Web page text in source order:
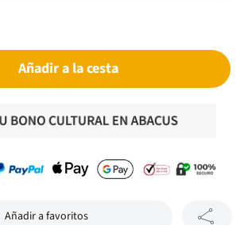
Añadir a la cesta
Añadir a favoritos